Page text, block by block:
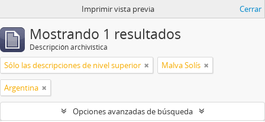
Imprimir vista previa Cerrar
Mostrando 1 resultados
Descripción archivística
Sólo las descripciones de nivel superior Malva Solís
Argentina
Opciones avanzadas de búsqueda